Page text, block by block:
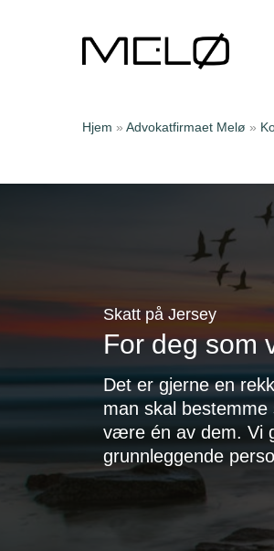
Trykk enter for
Hjem » Advokatfirmaet Melø »
Skatt på Jersey
For deg som
Det er gjerne en
man skal
være én av dem. Vi
grunnleggende